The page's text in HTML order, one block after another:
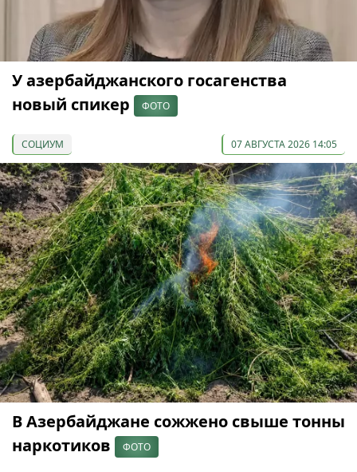
У азербайджанского госагенства
новый спикер
ФОТО
СОЦИУМ 07 АВГУСТА 2026 14:05
В Азербайджане сожжено свыше тонны
наркотиков
ФОТО